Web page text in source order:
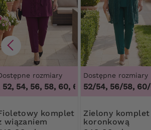
rozmiary
54, 56, 58, 60, 62, 64,48, 50, 52,
wiązaniem
Dostępne rozmiary
52/54, 56/58,
Zielony komplet z
koronkową